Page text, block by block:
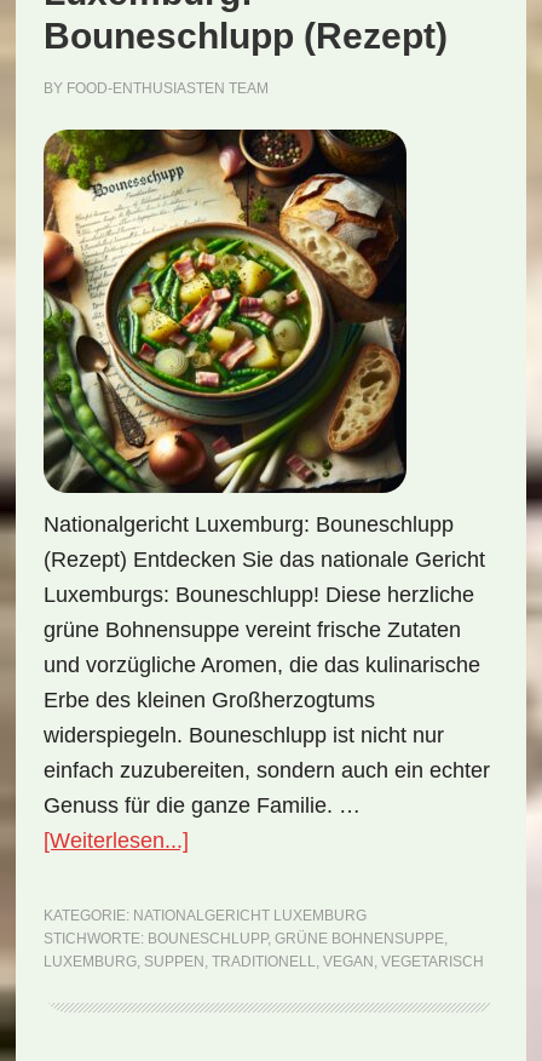
Bouneschlupp (Rezept)
BY FOOD-ENTHUSIASTEN TEAM
Nationalgericht Luxemburg: Bouneschlupp
(Rezept) Entdecken Sie das nationale Gericht
Luxemburgs: Bouneschlupp! Diese herzliche
grüne Bohnensuppe vereint frische Zutaten
und vorzügliche Aromen, die das kulinarische
Erbe des kleinen Großherzogtums
widerspiegeln. Bouneschlupp ist nicht nur
einfach zuzubereiten, sondern auch ein echter
Genuss für die ganze Familie. …
[Weiterlesen...]ÜberNationalgericht
Bouneschlupp
(Rezept)
KATEGORIE: NATIONALGERICHT LUXEMBURG
STICHWORTE: BOUNESCHLUPP, GRÜNE BOHNENSUPPE,
LUXEMBURG, SUPPEN , TRADITIONELL, VEGAN , VEGETARISCH